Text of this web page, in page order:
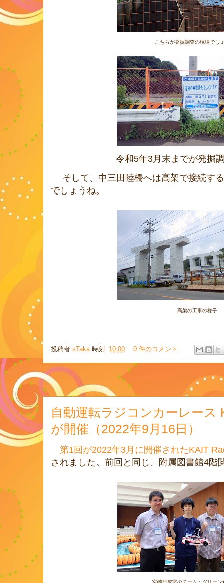
こちらが発掘調査の現場でし
令和5年3月末までが発掘
そして、中三田陸橋へは高架で接続す
でしょうね。
高架の工事の様子
投稿者 sTaka 時刻: 10:00 0 件のコメント:
自動運転ラジコンカーレース
が開催（2022年9月16日）
第1回が2022年3月に開催されたKAIT
されました。前回と同じ、附属図書館4階